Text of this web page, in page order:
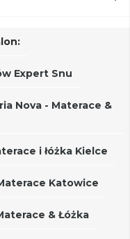
Expert Snu
Nova - Materace &
i łóżka Kielce
Katowice
& Łóżka